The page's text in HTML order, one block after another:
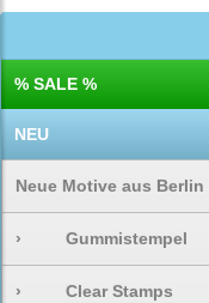
% SALE %
NEU
Neue Motive aus Berlin
› Gummistempel
› Clear Stamps